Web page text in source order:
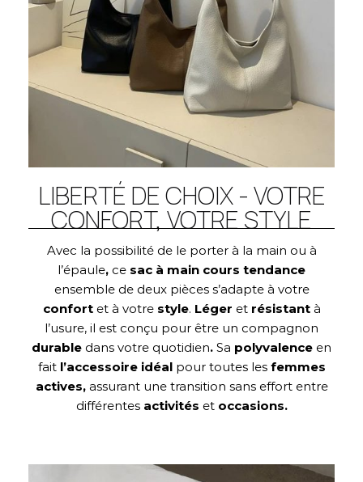
LIBERTÉ DE CHOIX - VOTRE
CONFORT, VOTRE STYLE
Avec la possibilité de le porter à la main ou à
l’épaule, ce sac à main cours tendance
ensemble de deux pièces s’adapte à votre
confortet à votre style. Léger et résistantà
l’usure, il est conçu pour être un compagnon
durable dans votre quotidien. Sa polyvalence en
fait l’accessoire idéalpour toutes les femmes
actives,assurant une transition sans effort entre
différentes activités et occasions.